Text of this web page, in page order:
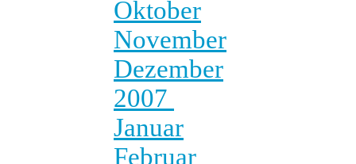
Oktober
November
Dezember
2007
Januar
Februar